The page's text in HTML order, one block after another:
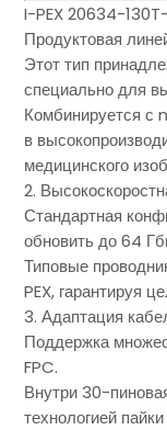
I-PEX 20634-
Продуктовая
Этот тип
специально для
Комбинируется с
в
медицинского
2.
Стандартная
обновить до 64
Типовые
PEX, гарантируя
3. Адаптация
Поддержка
FPC.
Внутри 30-
технологией